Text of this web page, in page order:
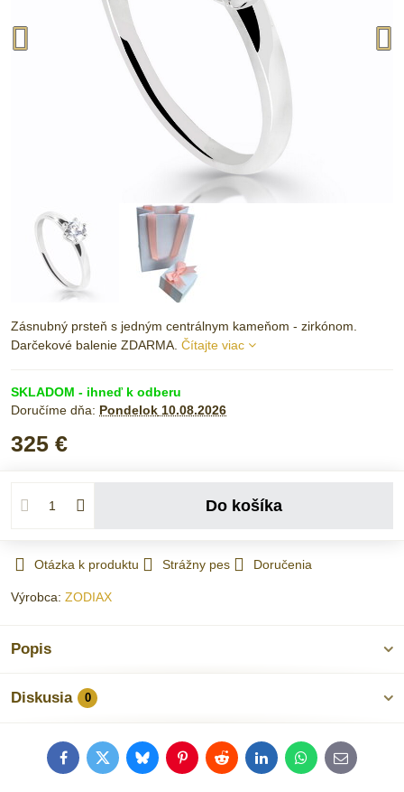
Zásnubný prsteň s jedným centrálnym kameňom - zirkónom.
Darčekové balenie ZDARMA. Čítajte viac
SKLADOM - ihneď k odberu
Doručíme dňa: Pondelok 10.08.2026
325 €
Do košíka
Otázka k produktu Strážny pes Doručenia
Výrobca: ZODIAX
Popis
Diskusia 0
FacebookTwitterBlueskyPinterestRedditLinkedInWhatsApp
E-
mail